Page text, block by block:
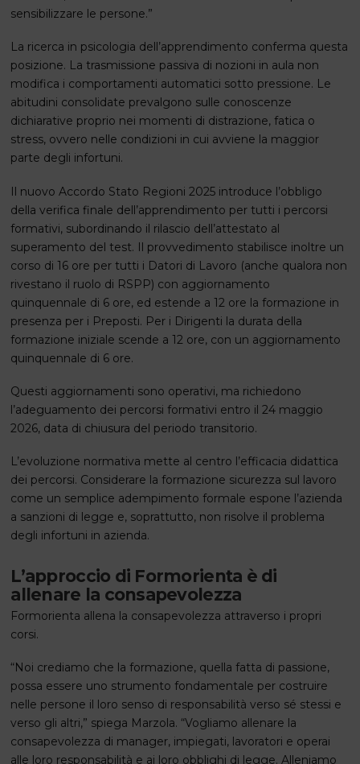
sensibilizzare le persone.”
La ricerca in psicologia dell’apprendimento conferma questa
posizione. La trasmissione passiva di nozioni in aula non
modifica i comportamenti automatici sotto pressione. Le
abitudini consolidate prevalgono sulle conoscenze
dichiarative proprio nei momenti di distrazione, fatica o
stress, ovvero nelle condizioni in cui avviene la maggior
parte degli infortuni.
Il nuovo Accordo Stato Regioni 2025 introduce l’obbligo
della verifica finale dell’apprendimento per tutti i percorsi
formativi, subordinando il rilascio dell’attestato al
superamento del test. Il provvedimento stabilisce inoltre un
corso di 16 ore per tutti i Datori di Lavoro (anche qualora non
rivestano il ruolo di RSPP) con aggiornamento
quinquennale di 6 ore, ed estende a 12 ore la formazione in
presenza per i Preposti. Per i Dirigenti la durata della
formazione iniziale scende a 12 ore, con un aggiornamento
quinquennale di 6 ore.
Questi aggiornamenti sono operativi, ma richiedono
l’adeguamento dei percorsi formativi entro il 24 maggio
2026, data di chiusura del periodo transitorio.
L’evoluzione normativa mette al centro l’efficacia didattica
dei percorsi. Considerare la formazione sicurezza sul lavoro
come un semplice adempimento formale espone l’azienda
a sanzioni di legge e, soprattutto, non risolve il problema
degli infortuni in azienda.
L’approccio di Formorienta è di
allenare la consapevolezza
Formorienta allena la consapevolezza attraverso i propri
corsi.
“Noi crediamo che la formazione, quella fatta di passione,
possa essere uno strumento fondamentale per costruire
nelle persone il loro senso di responsabilità verso sé stessi e
verso gli altri,” spiega Marzola. “Vogliamo allenare la
consapevolezza di manager, impiegati, lavoratori e operai
alle loro responsabilità e ai loro obblighi di legge. Alleniamo